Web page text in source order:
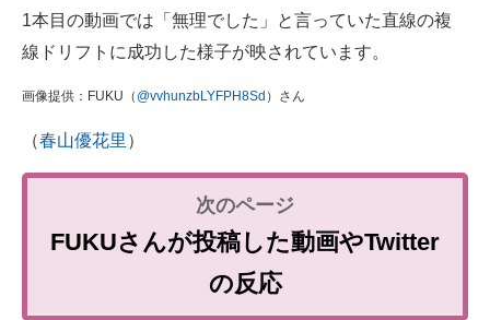
1本目の動画では「無理でした」と言っていた直線の複
線ドリフトに成功した様子が映されています。
画像提供：FUKU（ @vvhunzbLYFPH8Sd ）さん
（春山優花里 ）
FUKUさんが投稿した動画やTwitter
の反応